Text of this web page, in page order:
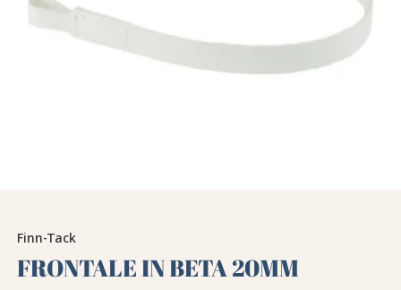
Finn-Tack
FRONTALE IN BETA 20MM